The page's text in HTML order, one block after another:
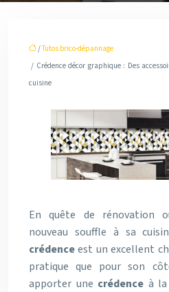
/Tutos brico-dépannage
/ Crédence décor graphique : Des
cuisine
En quête de rénovation
nouveau souffle à sa
crédenceest un excellent
pratique que pour son
apporter une crédence à